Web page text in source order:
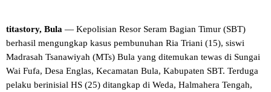
titastory, Bula — Kepolisian Resor Seram Bagian Timur (SBT)
berhasil mengungkap kasus pembunuhan Ria Triani (15), siswi
Madrasah Tsanawiyah (MTs) Bula yang ditemukan tewas di Sungai
Wai Fufa, Desa Englas, Kecamatan Bula, Kabupaten SBT. Terduga
pelaku berinisial HS (25) ditangkap di Weda, Halmahera Tengah,